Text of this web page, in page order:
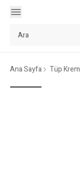
Ana Sayfa Tüp Krem